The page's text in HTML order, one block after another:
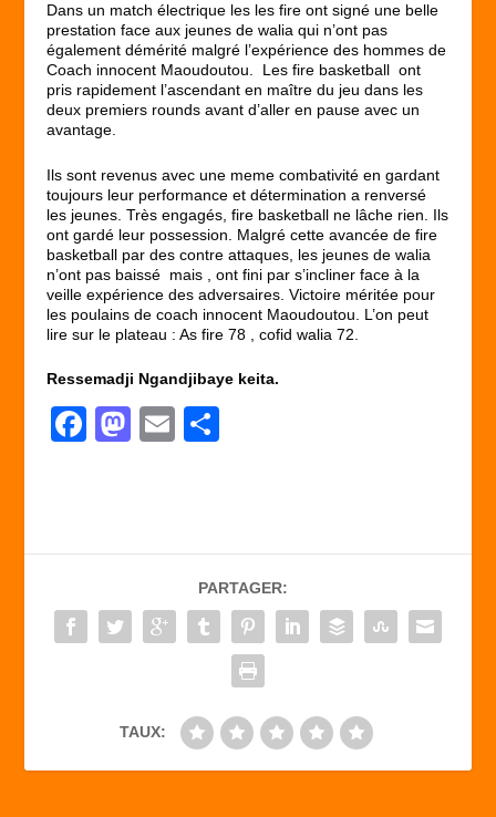
Dans un match électrique les les fire ont signé une belle
prestation face aux jeunes de walia qui n’ont pas
également démérité malgré l’expérience des hommes de
Coach innocent Maoudoutou. Les fire basketball ont
pris rapidement l’ascendant en maître du jeu dans les
deux premiers rounds avant d’aller en pause avec un
avantage.
Ils sont revenus avec une meme combativité en gardant
toujours leur performance et détermination a renversé
les jeunes. Très engagés, fire basketball ne lâche rien. Ils
ont gardé leur possession. Malgré cette avancée de fire
basketball par des contre attaques, les jeunes de walia
n’ont pas baissé mais , ont fini par s’incliner face à la
veille expérience des adversaires. Victoire méritée pour
les poulains de coach innocent Maoudoutou. L’on peut
lire sur le plateau : As fire 78 , cofid walia 72.
Ressemadji Ngandjibaye keita.
F
b
o
o
M
d
o
n
E
er
PARTAGER:
TAUX: